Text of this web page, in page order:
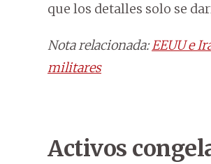
que los detalles solo se
Nota relacionada:EEUU e
militares
Activos